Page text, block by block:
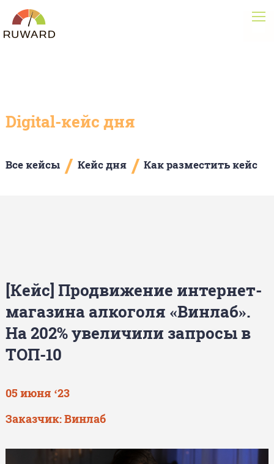
Digital-кейс дня
Все кейсы / Кейс дня / Как разместить кейс
[Кейс] Продвижение интернет-
магазина алкоголя «Винлаб».
На 202% увеличили запросы в
ТОП-10
05 июня ‘23
Заказчик: Винлаб